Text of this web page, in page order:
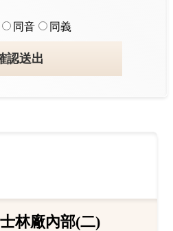
同音 同義
認送出
林廠內部(二)